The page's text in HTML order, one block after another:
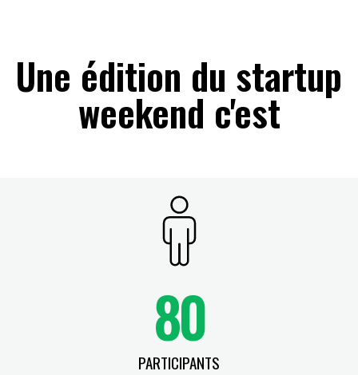
Une édition du startup
weekend c'est
80
PARTICIPANTS